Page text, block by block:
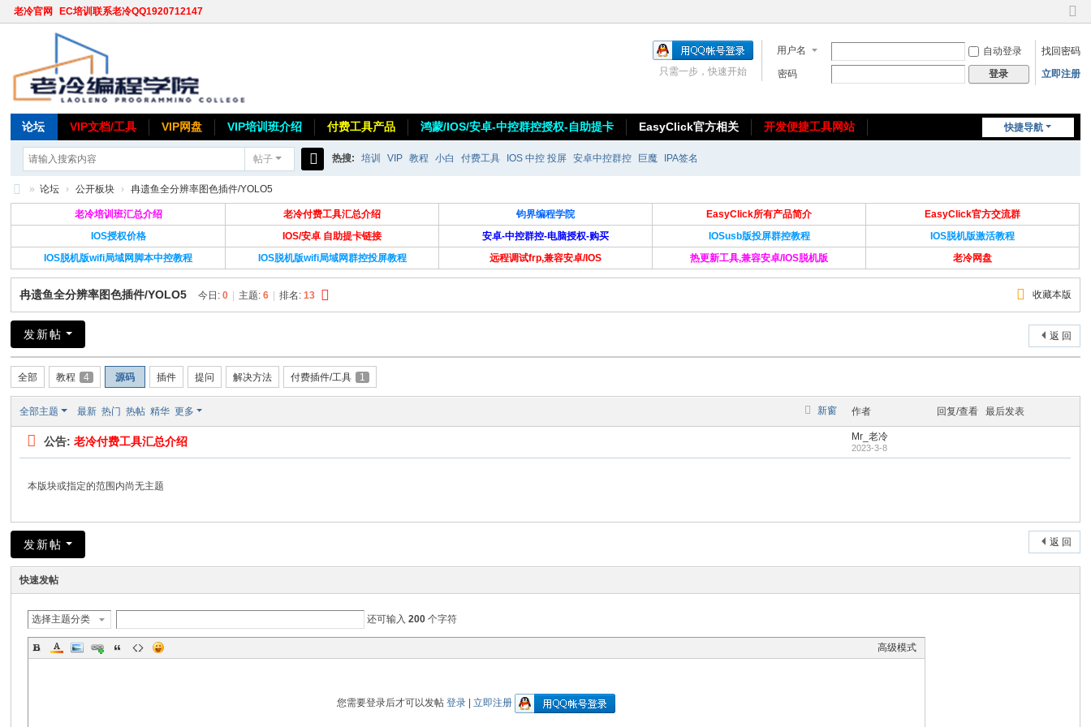
老冷官网 EC培训联系老冷QQ1920712147
切
到
窄
用户名 自动登录
找回密码
密码
登录 立即注册
只需一步，快速开始
快捷导航
论坛 VIP文档/工具 VIP网盘 VIP培训班介绍 付费工具产品 鸿蒙/IOS/安卓-中控群控授权-自助提卡 EasyClick官方相关
开发便捷工具网站
帖子
索
热搜: 培训 VIP 教程 小白 付费工具 IOS 中控 投屏 安卓中控群控 巨魔 IPA签名
» 论坛 › 公开板块 › 冉遗鱼全分辨率图色插件/YOLO5
老冷培训班汇总介绍 老冷付费工具汇总介绍 钧界编程学院 EasyClick所有产品简介
EasyClick官方交流群
IOS授权价格
IOS/安卓 自助提卡链接 安卓-中控群控-电脑授权-购买 IOSusb版投屏群控教程
IOS脱机版激活教程
IOS脱机版wifi局域网脚本中控教程
IOS脱机版wifi局域网群控投屏教程 远程调试frp,兼容安卓/IOS 热更新工具,兼容安卓/IOS脱机版 老冷网盘
收藏本版
冉遗鱼全分辨率图色插件/YOLO5 今日:0 主题:6 排名:13
返 回
发新帖
全部 教程 4 源码 插件 提问 解决方法 付费插件/工具 1
新窗
全部主题 最新 热门 热帖 精华 更多 作者 回复/查看 最后发表
公告:老冷付费工具汇总介绍 Mr_老冷
2023-3-8
本版块或指定的范围内尚无主题
返 回
发新帖
快速发帖
选择主题分类 还可输入200 个字符
高级模式
您需要登录后才可以发帖登录 |立即注册